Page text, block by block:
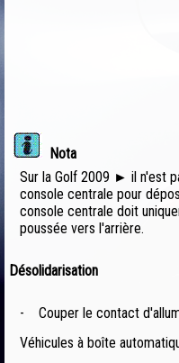
Nota
Sur la Golf 2009 ► il n'est
console centrale pour
console centrale doit
poussée vers l'arrière.
Désolidarisation
-
Couper le contact
Véhicules à boîte